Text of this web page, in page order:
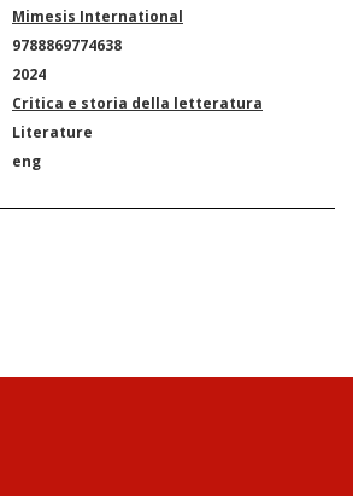
Mimesis International
9788869774638
2024
Critica e storia della letteratura
Literature
eng